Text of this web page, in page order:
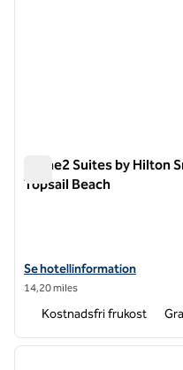
Home2 Suites by Hilton
Topsail Beach
Visa hotelluppgifter för
Se hotellinformation
14,20 miles
Kostnadsfri frukost
1 av 12